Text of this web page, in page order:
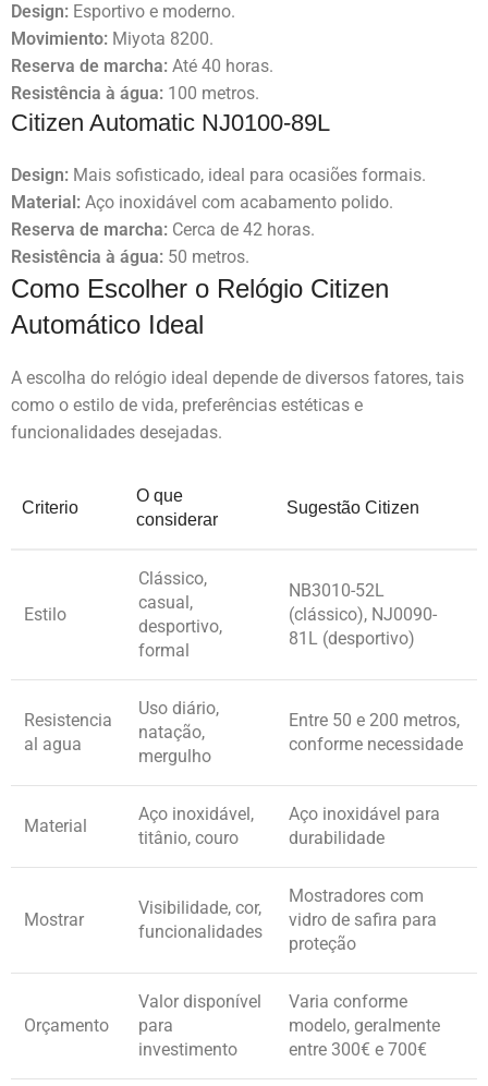
Design: Esportivo e moderno.
Movimiento: Miyota 8200.
Reserva de marcha: Até 40 horas.
Resistência à água: 100 metros.
Citizen Automatic NJ0100-89L
Design: Mais sofisticado, ideal para ocasiões formais.
Material: Aço inoxidável com acabamento polido.
Reserva de marcha: Cerca de 42 horas.
Resistência à água: 50 metros.
Como Escolher o Relógio Citizen
Automático Ideal
A escolha do relógio ideal depende de diversos fatores, tais
como o estilo de vida, preferências estéticas e
funcionalidades desejadas.
Criterio
O que
considerar
Sugestão Citizen
Estilo
Clássico,
casual,
desportivo,
formal
NB3010-52L
(clássico), NJ0090-
81L (desportivo)
Resistencia
al agua
Uso diário,
natação,
mergulho
Entre 50 e 200 metros,
conforme necessidade
Material
Aço inoxidável,
titânio, couro
Aço inoxidável para
durabilidade
Mostrar
Visibilidade, cor,
funcionalidades
Mostradores com
vidro de safira para
proteção
Orçamento
Valor disponível
para
investimento
Varia conforme
modelo, geralmente
entre 300€ e 700€